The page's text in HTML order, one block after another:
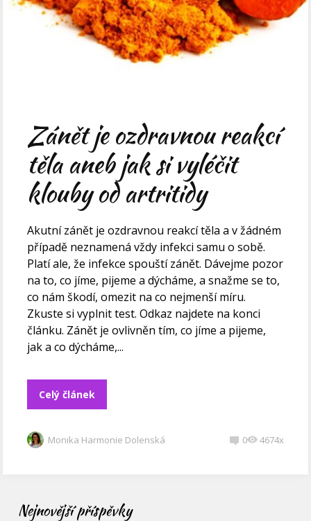
Zánět je ozdravnou reakcí
těla aneb jak si vyléčit
klouby od artritidy
Akutní zánět je ozdravnou reakcí těla a v žádném
případě neznamená vždy infekci samu o sobě.
Platí ale, že infekce spouští zánět. Dávejme pozor
na to, co jíme, pijeme a dýcháme, a snažme se to,
co nám škodí, omezit na co nejmenší míru.
Zkuste si vyplnit test. Odkaz najdete na konci
článku. Zánět je ovlivněn tím, co jíme a pijeme,
jak a co dýcháme,...
Celý článek
Monika Harmonie Dolenská 0 4674x
Nejnovější příspěvky